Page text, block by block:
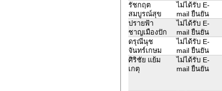
รัชกฤต
สมบูรณ์สุข
ไม่ได้รับ E-
mail ยืนยัน
ปรายฟ้า
ชาญเมืองปัก
ไม่ได้รับ E-
mail ยืนยัน
ดรุณีนุช
จันทร์เกษม
ไม่ได้รับ E-
mail ยืนยัน
ศิริชัย แย้ม
เกตุ
ไม่ได้รับ E-
mail ยืนยัน